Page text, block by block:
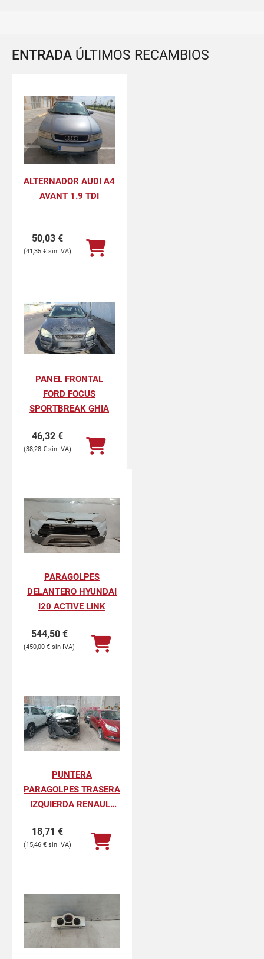
ENTRADA ÚLTIMOS RECAMBIOS
ALTERNADOR AUDI A4
AVANT 1.9 TDI
50,03 €
41,35 €
PANEL FRONTAL
FORD FOCUS
SPORTBREAK GHIA
46,32 €
38,28 €
PARAGOLPES
DELANTERO HYUNDAI
I20 ACTIVE LINK
544,50 €
450,00 €
PUNTERA
PARAGOLPES TRASERA
IZQUIERDA RENAULT
PROFESIONAL
18,71 €
15,46 €